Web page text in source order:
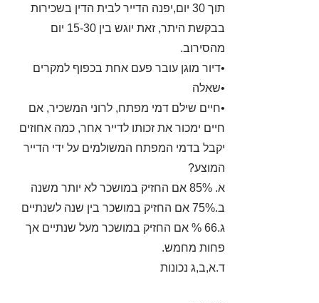
תוך 30 יום,יפנה הדייר לבית הדין בשכירות
בבקשת היתר, זאת יוגש בין 15-30 יום
מהסירוב.
•דיור מוגן עובר פעם אחת בכפוף למקרים
•שאלה
•חיים שילם דמי מפתח, לרוני המשכיר, אם
חיים ימכור את זכותו לדייר אחר, כמה אחוזים
יקבל בדמי המפתח המשולמים על ידי הדייר
המוצע?
א. 85% אם החזיק במושכר לא יותר משנה
ב.75% אם החזיק במושכר בין שנה לשנתיים
ג.66 % אם החזיק במושכר מעל שנתיים אך
פחות מחמש.
ד.א,ב,ג נכונות